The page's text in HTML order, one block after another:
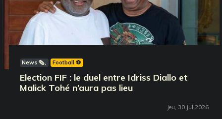
News 🗞️ Football ⚽️
Election FIF : le duel entre Idriss Diallo et
Malick Tohé n’aura pas lieu
Jeu, 30 Jul 2026